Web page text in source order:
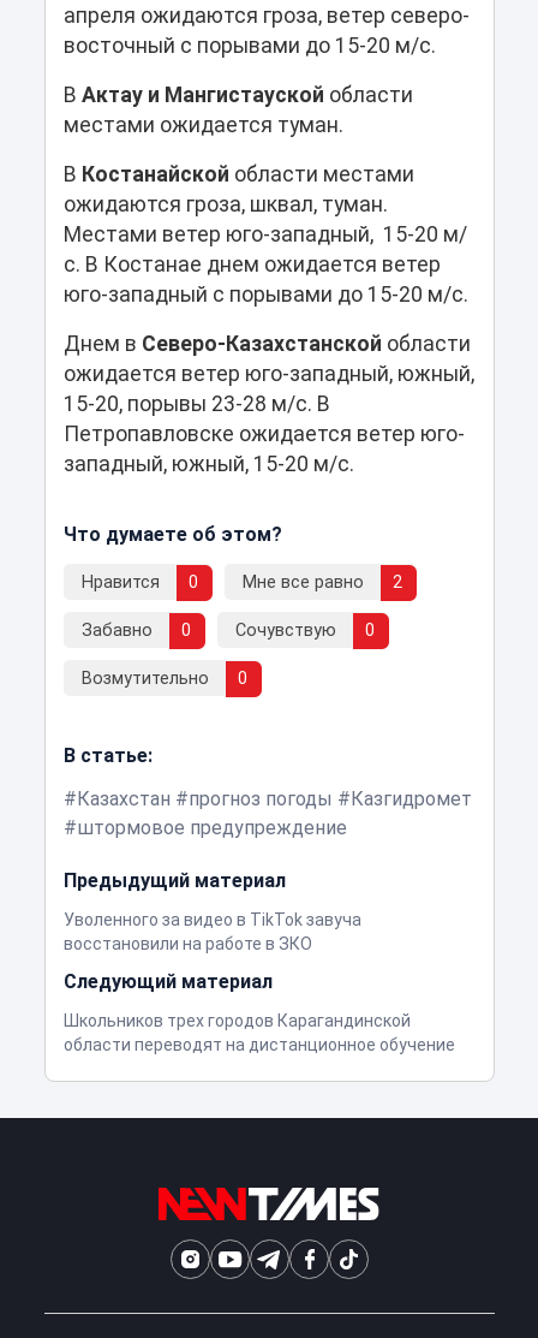
апреля ожидаются гроза, ветер северо-
восточный с порывами до 15-20 м/с.
В Актау и Мангистауской области
местами ожидается туман.
В Костанайской области местами
ожидаются гроза, шквал, туман.
Местами ветер юго-западный, 15-20 м/
с. В Костанае днем ожидается ветер
юго-западный с порывами до 15-20 м/с.
Днем в Северо-Казахстанской области
ожидается ветер юго-западный, южный,
15-20, порывы 23-28 м/с. В
Петропавловске ожидается ветер юго-
западный, южный, 15-20 м/с.
Что думаете об этом?
Нравится 0 Мне все равно 2
Забавно 0 Сочувствую 0
Возмутительно 0
В статье:
Казахстан
прогноз погоды
Казгидромет
штормовое предупреждение
Предыдущий материал
Уволенного за видео в TikTok завуча
восстановили на работе в ЗКО
Следующий материал
Школьников трех городов Карагандинской
области переводят на дистанционное обучение